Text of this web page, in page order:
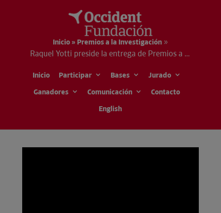
Inicio » Premios a la Investigación »
Raquel Yotti preside la entrega de Premios a la
Inicio Participar Bases
Jurado
Ganadores
Comunicación
Contacto
English
Raquel Yotti preside la
entrega de Premios a la